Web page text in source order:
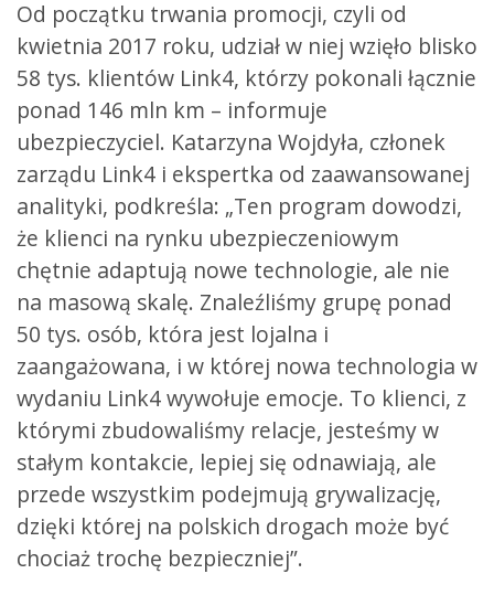
Od początku trwania promocji, czyli od
kwietnia 2017 roku, udział w niej wzięło blisko
58 tys. klientów Link4, którzy pokonali łącznie
ponad 146 mln km – informuje
ubezpieczyciel. Katarzyna Wojdyła, członek
zarządu Link4 i ekspertka od zaawansowanej
analityki, podkreśla: „Ten program dowodzi,
że klienci na rynku ubezpieczeniowym
chętnie adaptują nowe technologie, ale nie
na masową skalę. Znaleźliśmy grupę ponad
50 tys. osób, która jest lojalna i
zaangażowana, i w której nowa technologia w
wydaniu Link4 wywołuje emocje. To klienci, z
którymi zbudowaliśmy relacje, jesteśmy w
stałym kontakcie, lepiej się odnawiają, ale
przede wszystkim podejmują grywalizację,
dzięki której na polskich drogach może być
chociaż trochę bezpieczniej”.